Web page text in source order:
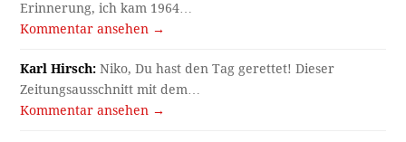
Erinnerung, ich kam 1964…
Kommentar ansehen →
Karl Hirsch: Niko, Du hast den Tag gerettet! Dieser
Zeitungsausschnitt mit dem…
Kommentar ansehen →